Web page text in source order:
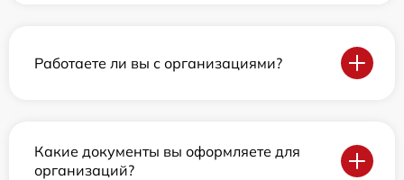
Работаете ли вы с организациями?
Какие документы вы оформляете для
организаций?